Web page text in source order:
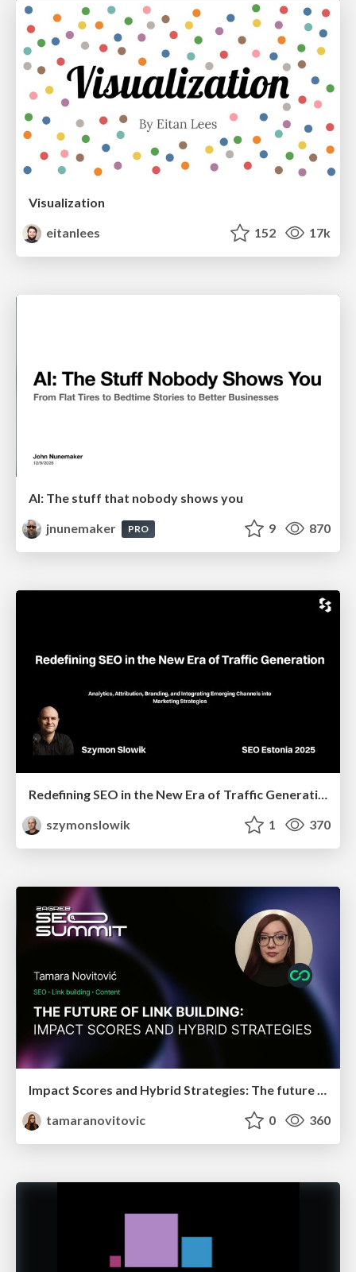
Visualization
eitanlees
152 17k
AI: The stuff that nobody shows you
jnunemaker
PRO 9 870
szymonslowik
1 370
Impact Scores and Hybrid Strategies: The future of link building
tamaranovitovic
0 360